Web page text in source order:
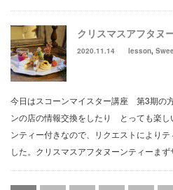
クリスマスアフタヌ
2020.11.14 lesson,
今日はスコーンマイスター講座 第3期の
ンの店の情報交換をしたり とっても楽し
ンティー付きなので、リクエストにより
した。クリスマスアフタヌーンティーま